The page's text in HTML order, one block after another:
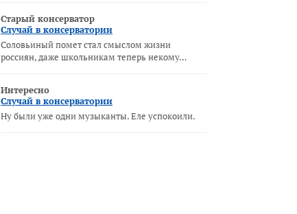
Старый консерватор
Случай в консерватории
Соловьиный помет стал смыслом жизни
россиян, даже школьникам теперь некому…
Интересно
Случай в консерватории
Ну были уже одни музыканты. Еле успокоили.